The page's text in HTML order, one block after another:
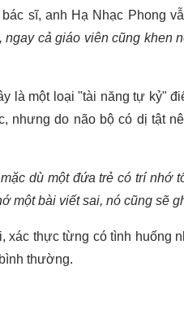
sĩ, anh Hạ Nhạc Phong
ngay cả giáo viên cũng khen
là một loại "tài năng tự kỷ"
nhưng do não bộ có dị tật
dù một đứa trẻ có trí nhớ
một bài viết sai, nó cũng sẽ
thực từng có tình huống
thường.